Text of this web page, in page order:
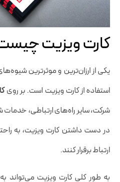
کارت ویزیت
یکی از ارزان‌ترین و موثرترین
استفاده از کارت ویزیت است. بر روی
شرکت، سایر راه‌های ارتباطی،
در دست داشتن کارت ویزیت، به
ارتباط برقرار کنند.
به طور کلی کارت ویزیت می‌تواند